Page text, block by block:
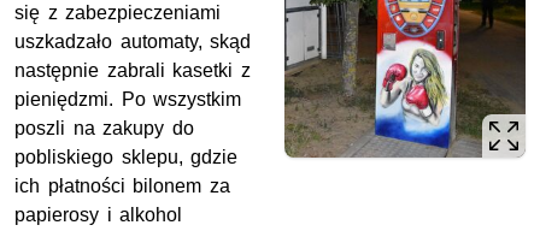
się z zabezpieczeniami
uszkadzało automaty, skąd
następnie zabrali kasetki z
pieniędzmi. Po wszystkim
poszli na zakupy do
pobliskiego sklepu, gdzie
ich płatności bilonem za
papierosy i alkohol